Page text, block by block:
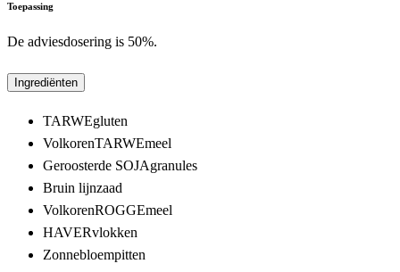
Toepassing
De adviesdosering is 50%.
Ingrediënten
TARWEgluten
VolkorenTARWEmeel
Geroosterde SOJAgranules
Bruin lijnzaad
VolkorenROGGEmeel
HAVERvlokken
Zonnebloempitten